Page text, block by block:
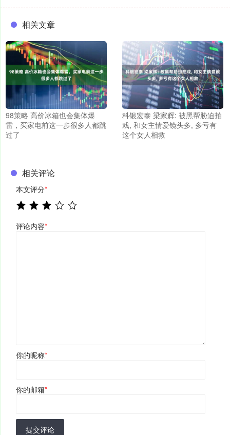
相关文章
98策略 高价冰箱也会集体爆
雷，买家电前这一步很多人都跳
过了
科银宏泰 梁家辉: 被黑帮胁迫拍
戏, 和女主情爱镜头多, 多亏有
这个女人相救
相关评论
本文评分*
评论内容*
你的昵称*
你的邮箱*
提交评论